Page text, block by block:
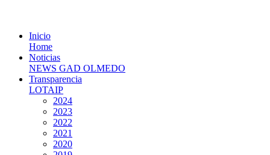
Inicio
Home
Noticias
NEWS GAD OLMEDO
Transparencia
LOTAIP
2024
2023
2022
2021
2020